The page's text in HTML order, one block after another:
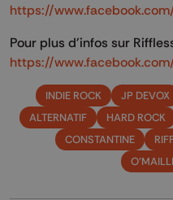
https://
Pour plus d'infos sur
https://
INDIE ROCK JP DEVOX
ALTERNATIF
HARD ROCK
CONSTANTINE